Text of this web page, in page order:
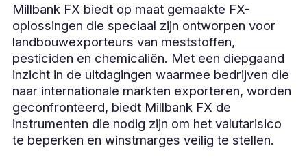
Millbank FX biedt op maat gemaakte FX-
oplossingen die speciaal zijn ontworpen voor
landbouwexporteurs van meststoffen,
pesticiden en chemicaliën. Met een diepgaand
inzicht in de uitdagingen waarmee bedrijven die
naar internationale markten exporteren, worden
geconfronteerd, biedt Millbank FX de
instrumenten die nodig zijn om het valutarisico
te beperken en winstmarges veilig te stellen.